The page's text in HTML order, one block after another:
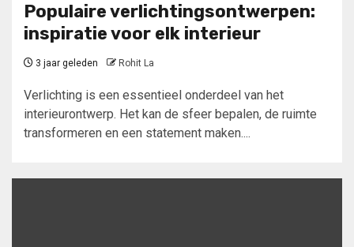
Populaire verlichtingsontwerpen:
inspiratie voor elk interieur
3 jaar geleden Rohit La
Verlichting is een essentieel onderdeel van het
interieurontwerp. Het kan de sfeer bepalen, de ruimte
transformeren en een statement maken....